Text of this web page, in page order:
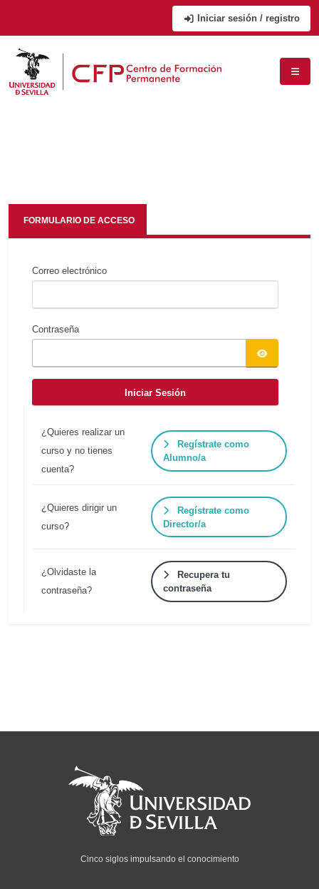
Iniciar sesión / registro
FORMULARIO DE ACCESO
Correo electrónico
Contraseña
Iniciar Sesión
¿Quieres realizar un
curso y no tienes
cuenta?
Regístrate como
Alumno/a
¿Quieres dirigir un
curso?
Regístrate como
Director/a
¿Olvidaste la
contraseña?
Recupera tu
contraseña
Cinco siglos impulsando el conocimiento